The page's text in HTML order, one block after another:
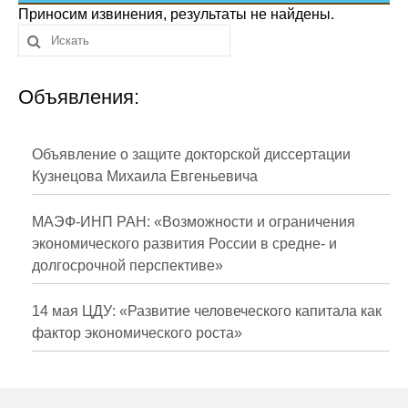
Сотрудники
Отчетность
Противодействие коррупции
Публикации
Научная жизнь
Издания
Проблемы прогнозирования
О журнале
Приносим извинения, результаты не найдены.
Объявления:
Объявление о защите докторской диссертации
Кузнецова Михаила Евгеньевича
МАЭФ-ИНП РАН: «Возможности и ограничения
экономического развития России в средне- и
долгосрочной перспективе»
14 мая ЦДУ: «Развитие человеческого капитала как
фактор экономического роста»